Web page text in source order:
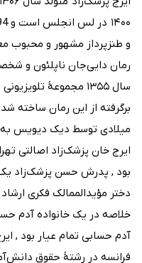
و طنزپرداز مشهور و محبوب
رمان دایی‌جان ناپلئون و
سال ۱۳۵۵ مجموعهٔ
میلادی توسط دیک دیویس
ایرج خان پزشک‌زاد اصالتی
بود , پدرش حسن پزشک‌زاد
دختر مؤیدالممالک فکری
خلاصه در یک خانواده آدم
آدم حسابی تمام عیار بود ,
فرانسه در رشتهٔ حقوق